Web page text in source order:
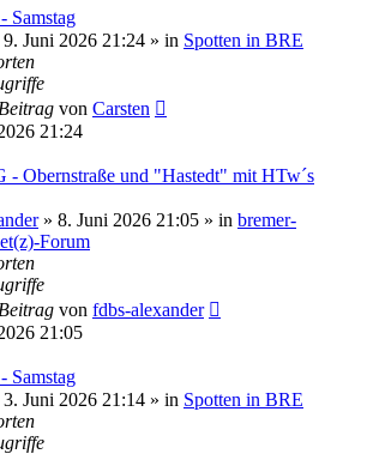
Samstag
9. Juni 2026 21:24 » in Spotten in BRE
von Carsten
21:24
Obernstraße und "Hastedt" mit HTw´s
» 8. Juni 2026 21:05 » in bremer-
Forum
von fdbs-alexander
21:05
Samstag
3. Juni 2026 21:14 » in Spotten in BRE